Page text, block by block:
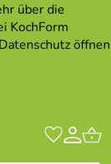
über die
KochForm
Datenschutz öffnen